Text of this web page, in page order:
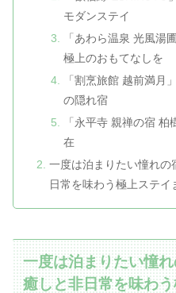
モダンステイ
「あわら温泉 光風湯
極上のおもてなしを
「割烹旅館 越前満月
の隠れ宿
「永平寺 親禅の宿
在
一度は泊まりたい憧れ
日常を味わう極上ステイ
一度は泊まりたい憧
癒しと非日常を味わ